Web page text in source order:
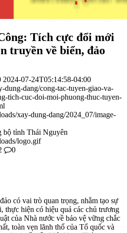
Tích cực đổi mới
truyền về biển, đảo
2024-07-24T05:14:58-04:00
dung-dang/cong-tac-tuyen-giao-va-
tich-cuc-doi-moi-phuong-thuc-tuyen-
xay-dung-dang/2024_07/image-
bộ tỉnh Thái Nguyên
logo.gif
0
có vai trò quan trọng, nhằm tạo sự
thực hiện có hiệu quả các chủ trương
của Nhà nước về bảo vệ vững chắc
toàn vẹn lãnh thổ của Tổ quốc và